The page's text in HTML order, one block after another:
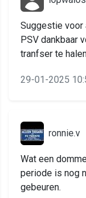
Suggestie voor
PSV dankbaar
tranfser te
29-01-2025
ronnie.v
Wat een
periode is nog
gebeuren.